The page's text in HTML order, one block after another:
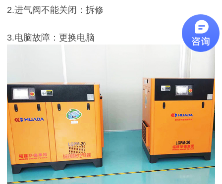
2.进气阀不能关闭：拆修
3.电脑故障：更换电脑